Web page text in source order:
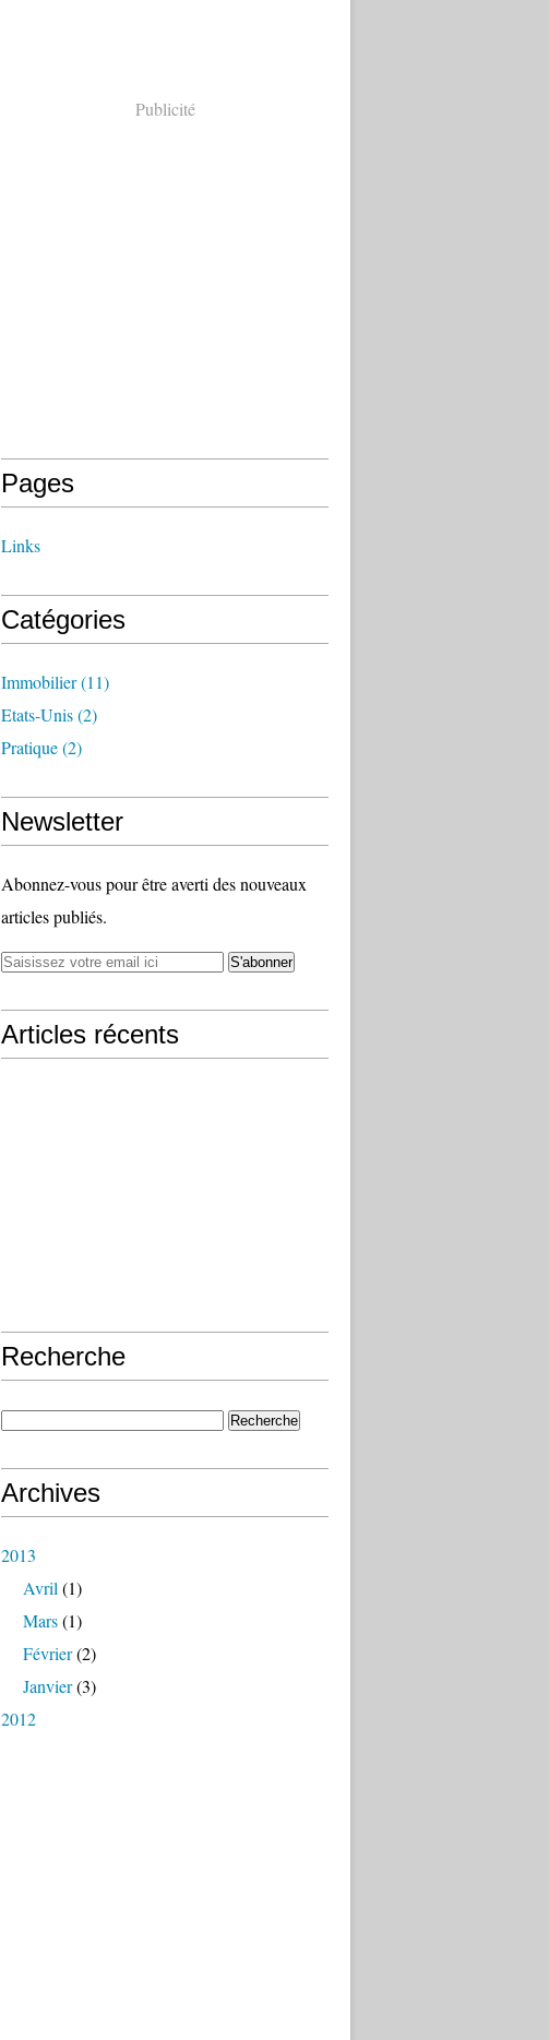
Publicité
Pages
Links
Catégories
Immobilier(11)
Etats-Unis(2)
Pratique(2)
Newsletter
Abonnez-vous pour être averti des nouveaux
articles publiés.
Articles récents
Recherche
Archives
2013
Avril (1)
Mars(1)
Février(2)
Janvier(3)
2012